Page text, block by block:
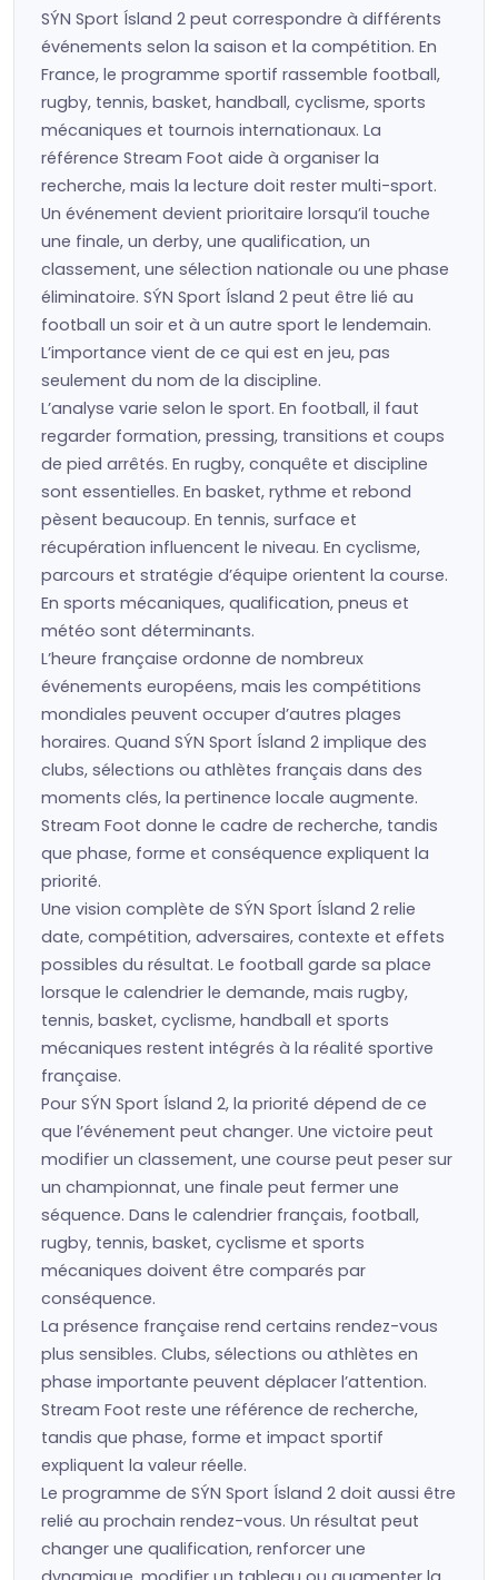
SÝN Sport Ísland 2 peut correspondre à différents
événements selon la saison et la compétition. En
France, le programme sportif rassemble football,
rugby, tennis, basket, handball, cyclisme, sports
mécaniques et tournois internationaux. La
référence Stream Foot aide à organiser la
recherche, mais la lecture doit rester multi-sport.
Un événement devient prioritaire lorsqu’il touche
une finale, un derby, une qualification, un
classement, une sélection nationale ou une phase
éliminatoire. SÝN Sport Ísland 2 peut être lié au
football un soir et à un autre sport le lendemain.
L’importance vient de ce qui est en jeu, pas
seulement du nom de la discipline.
L’analyse varie selon le sport. En football, il faut
regarder formation, pressing, transitions et coups
de pied arrêtés. En rugby, conquête et discipline
sont essentielles. En basket, rythme et rebond
pèsent beaucoup. En tennis, surface et
récupération influencent le niveau. En cyclisme,
parcours et stratégie d’équipe orientent la course.
En sports mécaniques, qualification, pneus et
météo sont déterminants.
L’heure française ordonne de nombreux
événements européens, mais les compétitions
mondiales peuvent occuper d’autres plages
horaires. Quand SÝN Sport Ísland 2 implique des
clubs, sélections ou athlètes français dans des
moments clés, la pertinence locale augmente.
Stream Foot donne le cadre de recherche, tandis
que phase, forme et conséquence expliquent la
priorité.
Une vision complète de SÝN Sport Ísland 2 relie
date, compétition, adversaires, contexte et effets
possibles du résultat. Le football garde sa place
lorsque le calendrier le demande, mais rugby,
tennis, basket, cyclisme, handball et sports
mécaniques restent intégrés à la réalité sportive
française.
Pour SÝN Sport Ísland 2, la priorité dépend de ce
que l’événement peut changer. Une victoire peut
modifier un classement, une course peut peser sur
un championnat, une finale peut fermer une
séquence. Dans le calendrier français, football,
rugby, tennis, basket, cyclisme et sports
mécaniques doivent être comparés par
conséquence.
La présence française rend certains rendez-vous
plus sensibles. Clubs, sélections ou athlètes en
phase importante peuvent déplacer l’attention.
Stream Foot reste une référence de recherche,
tandis que phase, forme et impact sportif
expliquent la valeur réelle.
Le programme de SÝN Sport Ísland 2 doit aussi être
relié au prochain rendez-vous. Un résultat peut
changer une qualification, renforcer une